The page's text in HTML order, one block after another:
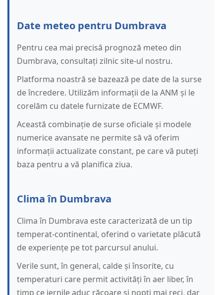
Date meteo pentru Dumbrava
Pentru cea mai precisă prognoză meteo din
Dumbrava, consultați zilnic site-ul nostru.
Platforma noastră se bazează pe date de la surse
de încredere. Utilizăm informații de la ANM și le
corelăm cu datele furnizate de ECMWF.
Această combinație de surse oficiale și modele
numerice avansate ne permite să vă oferim
informații actualizate constant, pe care vă puteți
baza pentru a vă planifica ziua.
Clima în Dumbrava
Clima în Dumbrava este caracterizată de un tip
temperat-continental, oferind o varietate plăcută
de experiențe pe tot parcursul anului.
Verile sunt, în general, calde și însorite, cu
temperaturi care permit activități în aer liber, în
timp ce iernile aduc răcoare și nopți mai reci, dar